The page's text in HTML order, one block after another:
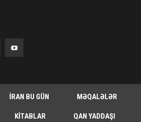
İRAN BU GÜN MƏQALƏLƏR
KITABLAR QAN YADDAŞI